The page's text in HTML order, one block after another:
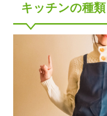
キッチンの種